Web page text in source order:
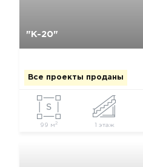
"К-20"
Все проекты проданы
99 м 2 1 этаж